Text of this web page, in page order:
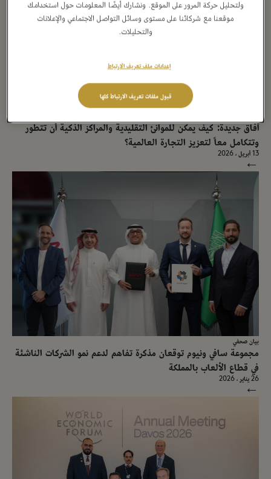
آفاق جديدة: كيف يمكن للموانئ التقليدية والمراكز الذكية أن تتطور
وتتكامل معاً لتعزيز التجارة العالمية؟
13 أبريل ، 2026
→
بيان صحفي
مجموعة سافي ونيوم توقعان مذكرة تفاهم لدعم نمو الشركات الناشئة
في قطاع الألعاب بالمملكة
26 يناير ، 2026
→
ولتحليل حركة المرور على الموقع. ونشارك أيضًا المعلومات حول استخدامك
موقعنا مع شركائنا على مستوى وسائل التواصل الاجتماعي والإعلانات
والتحليلات.
قبول ملفات تعريف الارتباط كلها
إعدادات ملف تعريف الارتباط